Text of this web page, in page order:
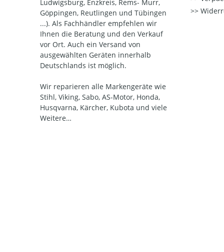
Ludwigsburg, Enzkreis, Rems- Murr,
Göppingen, Reutlingen und Tübingen
...). Als Fachhändler empfehlen wir
Ihnen die Beratung und den Verkauf
vor Ort. Auch ein Versand von
ausgewählten Geräten innerhalb
Deutschlands ist möglich.
Wir reparieren alle Markengeräte wie
Stihl, Viking, Sabo, AS-Motor, Honda,
Husqvarna, Kärcher, Kubota und viele
Weitere…